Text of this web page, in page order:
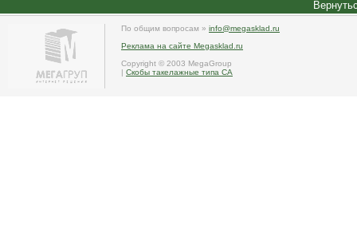
По общим вопросам » info@megasklad.ru
Реклама на сайте Megasklad.ru
Copyright © 2003 MegaGroup
| Скобы такелажные типа СА